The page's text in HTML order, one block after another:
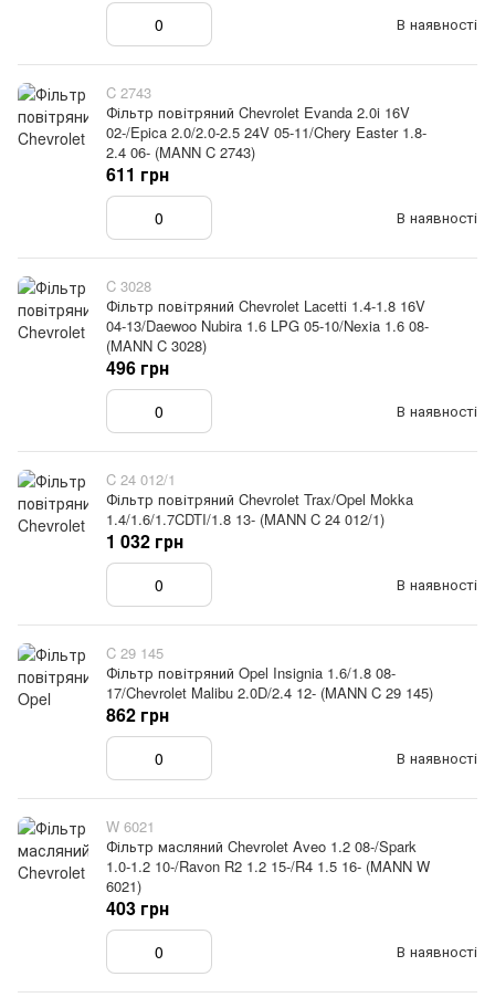
В наявності
C 2743
Фільтр повітряний Chevrolet Evanda 2.0i 16V
02-/Epica 2.0/2.0-2.5 24V 05-11/Chery Easter 1.8-
2.4 06- (MANN C 2743)
В наявності
611 грн
C 3028
Фільтр повітряний Chevrolet Lacetti 1.4-1.8 16V
04-13/Daewoo Nubira 1.6 LPG 05-10/Nexia 1.6 08-
(MANN C 3028)
В наявності
496 грн
C 24 012/1
Фільтр повітряний Chevrolet Trax/Opel Mokka
1.4/1.6/1.7CDTI/1.8 13- (MANN C 24 012/1)
В наявності
1 032 грн
C 29 145
Фільтр повітряний Opel Insignia 1.6/1.8 08-
17/Chevrolet Malibu 2.0D/2.4 12- (MANN C 29 145)
В наявності
862 грн
W 6021
Фільтр масляний Chevrolet Aveo 1.2 08-/Spark
1.0-1.2 10-/Ravon R2 1.2 15-/R4 1.5 16- (MANN W
6021)
В наявності
403 грн